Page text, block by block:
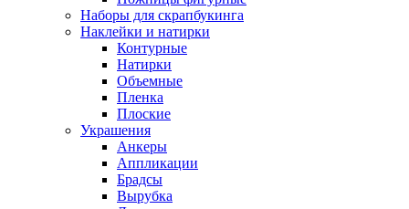
Наборы для скрапбукинга
Наклейки и натирки
Контурные
Натирки
Объемные
Пленка
Плоские
Украшения
Анкеры
Аппликации
Брадсы
Вырубка